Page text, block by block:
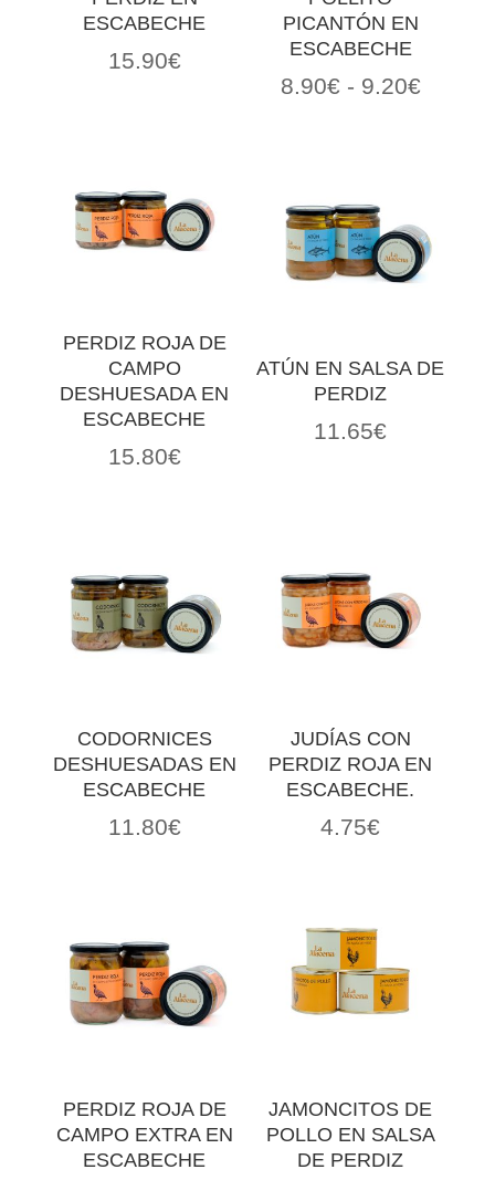
ESCABECHE
15.90€
PICANTÓN EN
ESCABECHE
8.90€ - 9.20€Rango
hasta
9.20€
PERDIZ ROJA DE
CAMPO
DESHUESADA EN
ESCABECHE
15.80€
ATÚN EN SALSA DE
PERDIZ
11.65€
CODORNICES
DESHUESADAS EN
ESCABECHE
11.80€
JUDÍAS CON
PERDIZ ROJA EN
ESCABECHE.
4.75€
PERDIZ ROJA DE
CAMPO EXTRA EN
ESCABECHE
JAMONCITOS DE
POLLO EN SALSA
DE PERDIZ